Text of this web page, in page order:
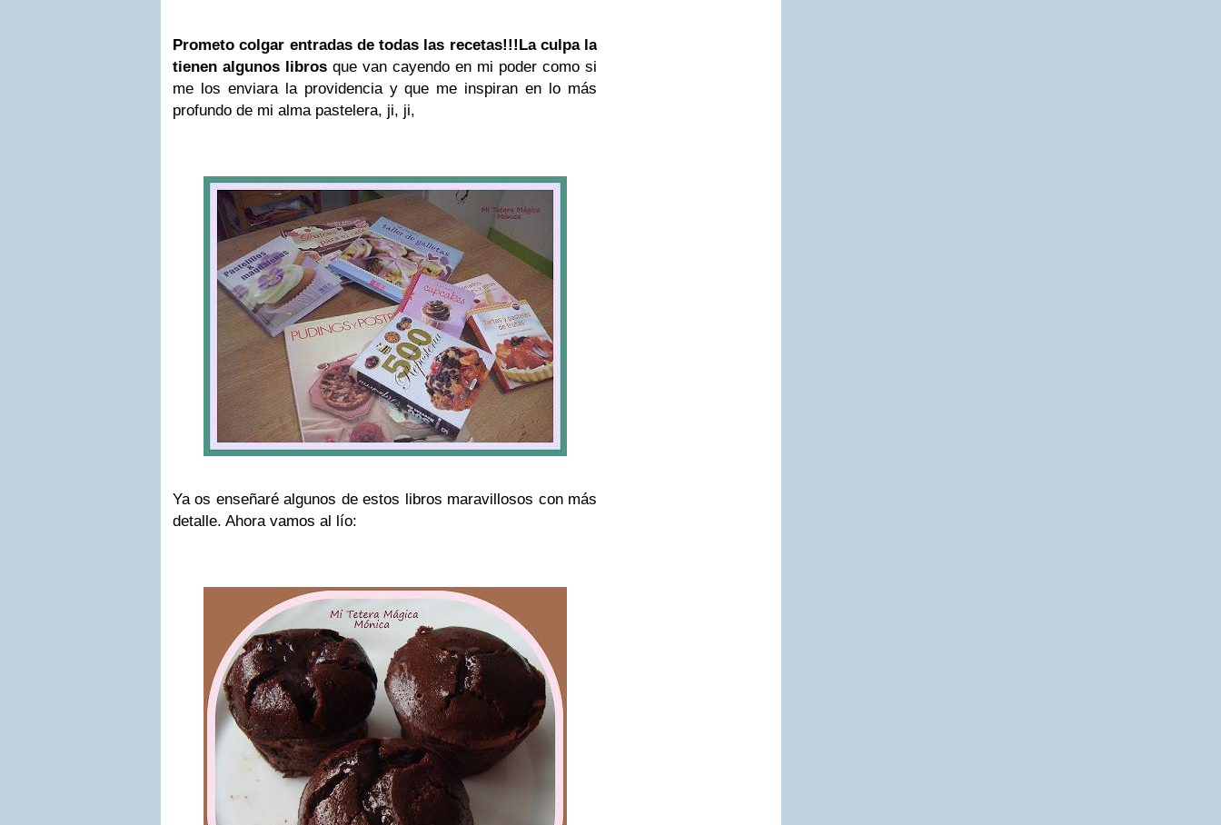
Prometo colgar entradas de todas las recetas!!!La culpa la
tienen algunos libros que van cayendo en mi poder como si
me los enviara la providencia y que me inspiran en lo más
profundo de mi alma pastelera, ji, ji,
Ya os enseñaré algunos de estos libros maravillosos con más
detalle. Ahora vamos al lío: